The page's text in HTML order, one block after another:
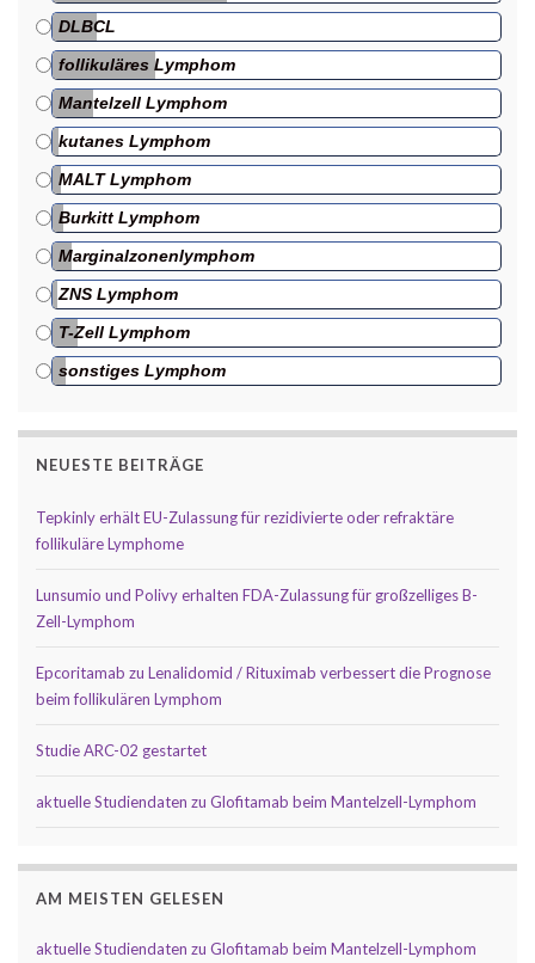
DLBCL
follikuläres Lymphom
Mantelzell Lymphom
kutanes Lymphom
MALT Lymphom
Burkitt Lymphom
Marginalzonenlymphom
ZNS Lymphom
T-Zell Lymphom
sonstiges Lymphom
NEUESTE BEITRÄGE
Tepkinly erhält EU-Zulassung für rezidivierte oder refraktäre
follikuläre Lymphome
Lunsumio und Polivy erhalten FDA-Zulassung für großzelliges B-
Zell-Lymphom
Epcoritamab zu Lenalidomid / Rituximab verbessert die Prognose
beim follikulären Lymphom
Studie ARC-02 gestartet
aktuelle Studiendaten zu Glofitamab beim Mantelzell-Lymphom
AM MEISTEN GELESEN
aktuelle Studiendaten zu Glofitamab beim Mantelzell-Lymphom